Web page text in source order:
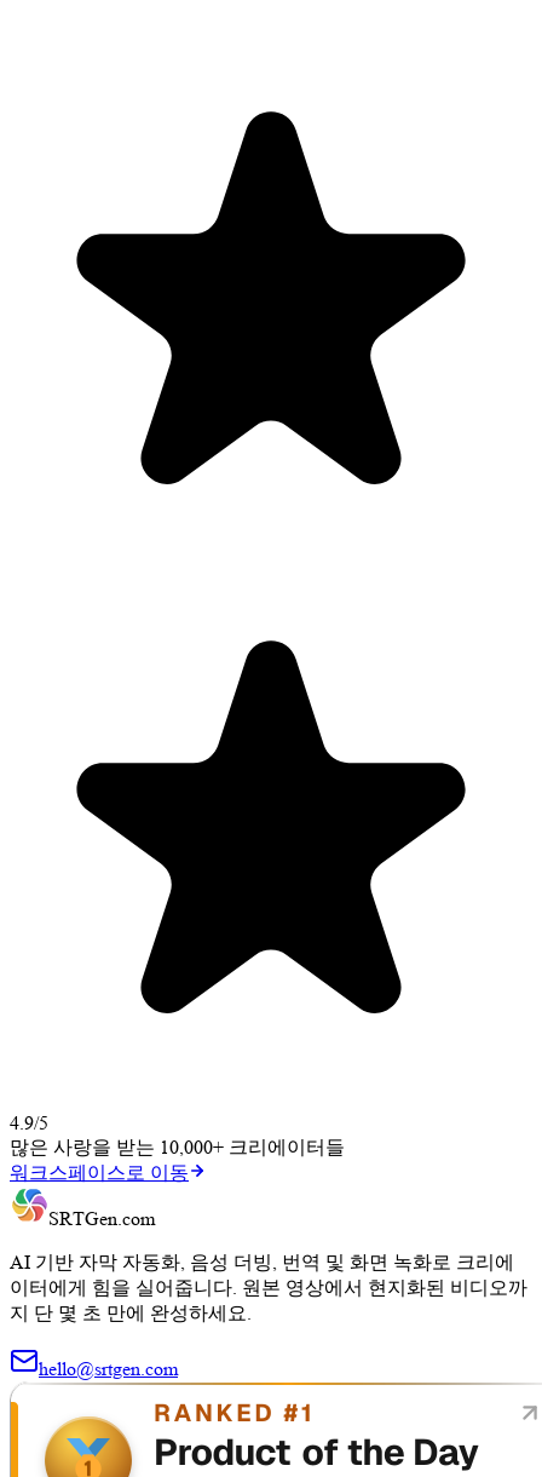
4.9/5
많은 사랑을 받는 10,000+ 크리에이터들
워크스페이스로 이동
SRTGen.com
AI 기반 자막 자동화, 음성 더빙, 번역 및 화면 녹화로 크리에
이터에게 힘을 실어줍니다. 원본 영상에서 현지화된 비디오까
지 단 몇 초 만에 완성하세요.
hello@srtgen.com